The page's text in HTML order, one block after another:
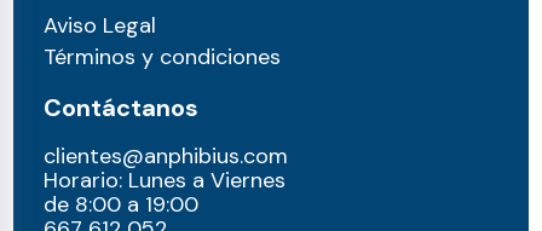
Aviso Legal
Términos y condiciones
Contáctanos
clientes@anphibius.com
Horario: Lunes a Viernes
de 8:00 a 19:00